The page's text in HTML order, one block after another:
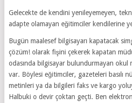
Gelecekte de kendini yenileyemeyen,
adapte olamayan eğitimciler kendilerine
Bugün maalesef bilgisayarı kapatacak
çözüm! olarak fişini çekerek kapatan
odasında bilgisayar bulundurmayan
var. Böylesi eğitimciler, gazeteleri basılı
metinleri ya da bilgileri faks ve kargo
Halbuki o devir çoktan geçti. Ben